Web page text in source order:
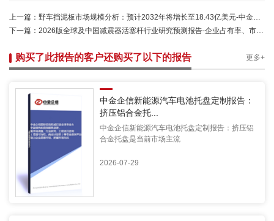
上一篇： 野车挡泥板市场规模分析：预计2032年将增长至18.43亿美元-中金企信发布
下一篇： 2026版全球及中国减震器活塞杆行业研究预测报告-企业占有率、市场规模、下游应用、发展趋势、竞争分析-中金企信发布
购买了此报告的客户还购买了以下的报告 更多+
中金企信新能源汽车电池托盘定制报告：
挤压铝合金托...
中金企信新能源汽车电池托盘定制报告：挤压铝
合金托盘是当前市场主流
2026-07-29